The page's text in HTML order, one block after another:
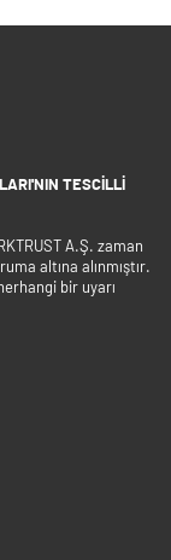
TESCILLI
A.Ş. zaman
altına alınmıştır.
bir uyarı